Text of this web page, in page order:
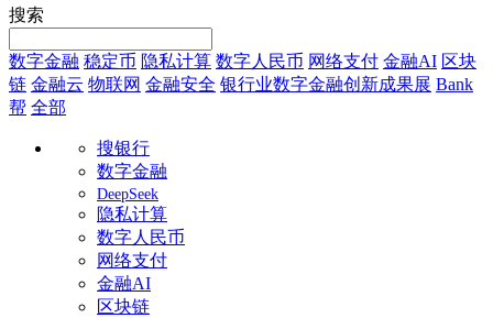
搜索
数字金融 稳定币 隐私计算 数字人民币 网络支付 金融AI 区块
链 金融云 物联网 金融安全 银行业数字金融创新成果展 Bank
帮 全部
搜银行
数字金融
DeepSeek
隐私计算
数字人民币
网络支付
金融AI
区块链